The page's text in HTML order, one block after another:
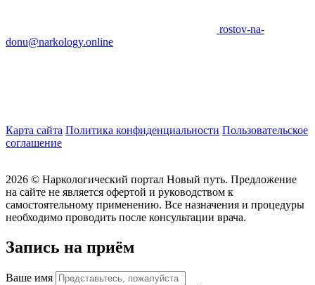
rostov-na-
donu@narkology.online
Карта сайта Политика конфиденциальности Пользовательское
соглашение
2026 © Наркологический портал Новый путь. Предложение
на сайте не является офертой и руководством к
самостоятельному применению. Все назначения и процедуры
необходимо проводить после консультации врача.
Запись на приём
Ваше имя